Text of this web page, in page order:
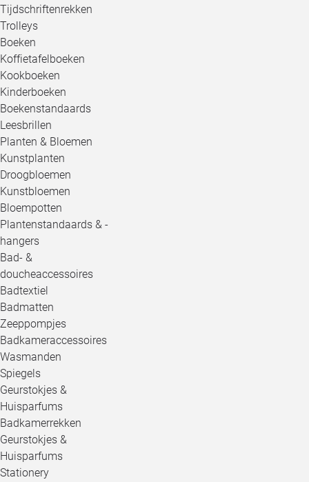
Tijdschriftenrekken
Trolleys
Boeken
Koffietafelboeken
Kookboeken
Kinderboeken
Boekenstandaards
Leesbrillen
Planten & Bloemen
Kunstplanten
Droogbloemen
Kunstbloemen
Bloempotten
Plantenstandaards & -
hangers
Bad- &
doucheaccessoires
Badtextiel
Badmatten
Zeeppompjes
Badkameraccessoires
Wasmanden
Spiegels
Geurstokjes &
Huisparfums
Badkamerrekken
Geurstokjes &
Huisparfums
Stationery